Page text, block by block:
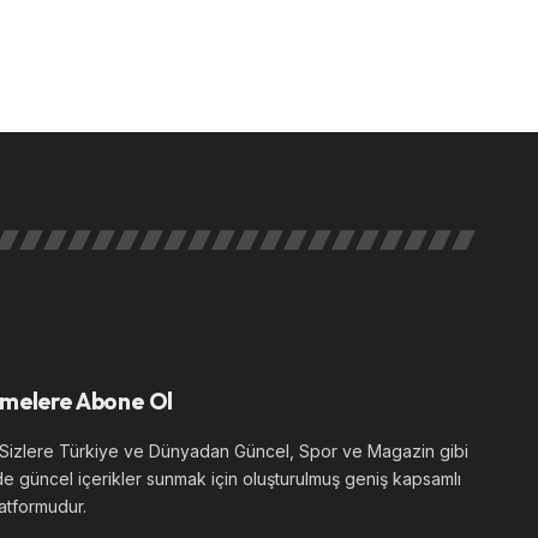
Abone Ol
Türkiye ve Dünyadan Güncel, Spor ve Magazin gibi
güncel içerikler sunmak için oluşturulmuş geniş kapsamlı